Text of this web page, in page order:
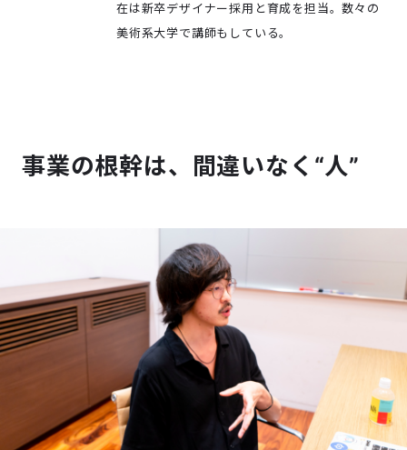
在は新卒デザイナー採用と育成を担当。数々の
美術系大学で講師もしている。
事業の根幹は、間違いなく“人”